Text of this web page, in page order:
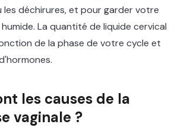
les déchirures, et pour garder votre
La quantité de liquide cervical
de la phase de votre cycle et
les causes de la
vaginale ?